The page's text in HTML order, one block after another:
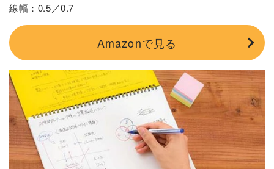
線幅：0.5／0.7
Amazonで見る